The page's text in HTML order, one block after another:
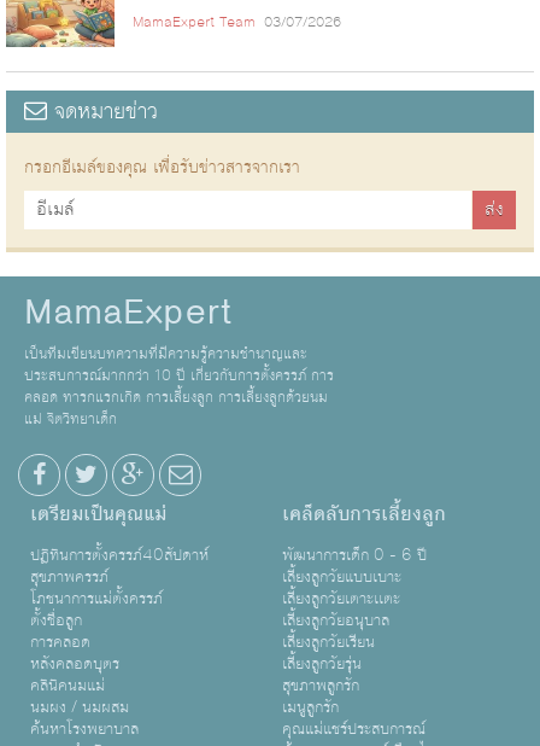
MamaExpert Team 03/07/2026
จดหมายข่าว
กรอกอีเมล์ของคุณ เพื่อรับข่าวสารจากเรา
MamaExpert
เป็นทีมเขียนบทความที่มีความรู้ความชำนาญและ
ประสบการณ์มากกว่า 10 ปี เกี่ยวกับการตั้งครรภ์ การ
คลอด ทารกแรกเกิด การเลี้ยงลูก การเลี้ยงลูกด้วยนม
แม่ จิตวิทยาเด็ก
เตรียมเป็นคุณแม่
ปฏิทินการตั้งครรภ์40สัปดาห์
สุขภาพครรภ์
โภชนาการแม่ตั้งครรภ์
ตั้งชื่อลูก
การคลอด
หลังคลอดบุตร
คลินิคนมแม่
นมผง / นมผสม
ค้นหาโรงพยาบาล
เคล็ดลับการเลี้ยงลูก
พัฒนาการเด็ก 0 - 6 ปี
เลี้ยงลูกวัยแบบเบาะ
เลี้ยงลูกวัยเตาะเเตะ
เลี้ยงลูกวัยอนุบาล
เลี้ยงลูกวัยเรียน
เลี้ยงลูกวัยรุ่น
สุขภาพลูกรัก
เมนูลูกรัก
คุณแม่แชร์ประสบการณ์